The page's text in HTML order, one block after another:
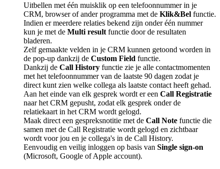
Uitbellen met één muisklik op een telefoonnummer in je
CRM, browser of ander programma met de Klik&Bel functie.
Indien er meerdere relaties bekend zijn onder één nummer
kun je met de Multi result functie door de resultaten
bladeren.
Zelf gemaakte velden in je CRM kunnen getoond worden in
de pop-up dankzij de Custom Field functie.
Dankzij de Call History functie zie je alle contactmomenten
met het telefoonnummer van de laatste 90 dagen zodat je
direct kunt zien welke collega als laatste contact heeft gehad.
Aan het einde van elk gesprek wordt er een Call Registratie
naar het CRM gepusht, zodat elk gesprek onder de
relatiekaart in het CRM wordt gelogd.
Maak direct een gespreksnotitie met de Call Note functie die
samen met de Call Registratie wordt gelogd en zichtbaar
wordt voor jou en je collega's in de Call History.
Eenvoudig en veilig inloggen op basis van Single sign-on
(Microsoft, Google of Apple account).